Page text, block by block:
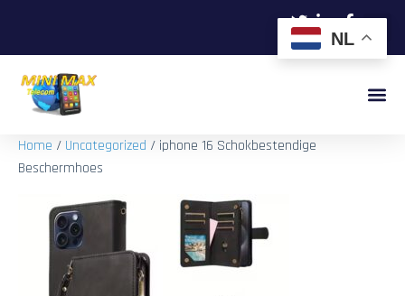
Home / Uncategorized / iphone 16 Schokbestendige
Beschermhoes
NL